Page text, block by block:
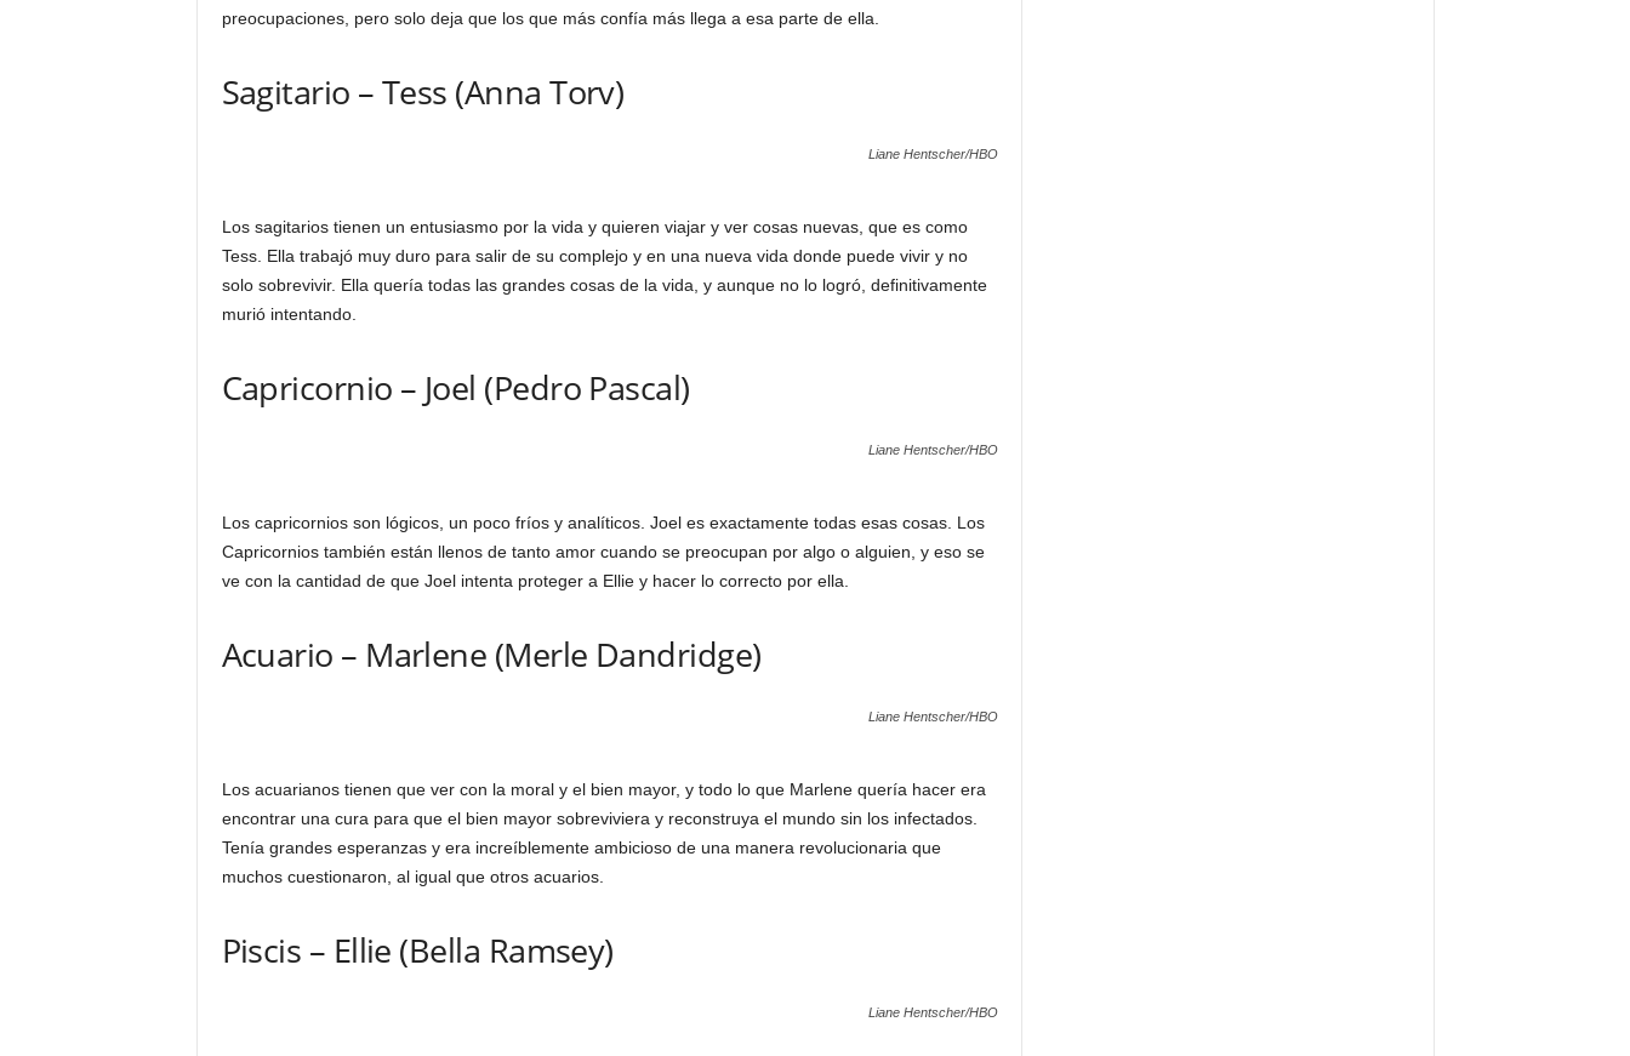
preocupaciones, pero solo deja que los que más confía más llega a esa parte de ella.
Sagitario – Tess (Anna Torv)
Liane Hentscher/HBO
Los sagitarios tienen un entusiasmo por la vida y quieren viajar y ver cosas nuevas, que es como
Tess. Ella trabajó muy duro para salir de su complejo y en una nueva vida donde puede vivir y no
solo sobrevivir. Ella quería todas las grandes cosas de la vida, y aunque no lo logró, definitivamente
murió intentando.
Capricornio – Joel (Pedro Pascal)
Liane Hentscher/HBO
Los capricornios son lógicos, un poco fríos y analíticos. Joel es exactamente todas esas cosas. Los
Capricornios también están llenos de tanto amor cuando se preocupan por algo o alguien, y eso se
ve con la cantidad de que Joel intenta proteger a Ellie y hacer lo correcto por ella.
Acuario – Marlene (Merle Dandridge)
Liane Hentscher/HBO
Los acuarianos tienen que ver con la moral y el bien mayor, y todo lo que Marlene quería hacer era
encontrar una cura para que el bien mayor sobreviviera y reconstruya el mundo sin los infectados.
Tenía grandes esperanzas y era increíblemente ambicioso de una manera revolucionaria que
muchos cuestionaron, al igual que otros acuarios.
Piscis – Ellie (Bella Ramsey)
Liane Hentscher/HBO